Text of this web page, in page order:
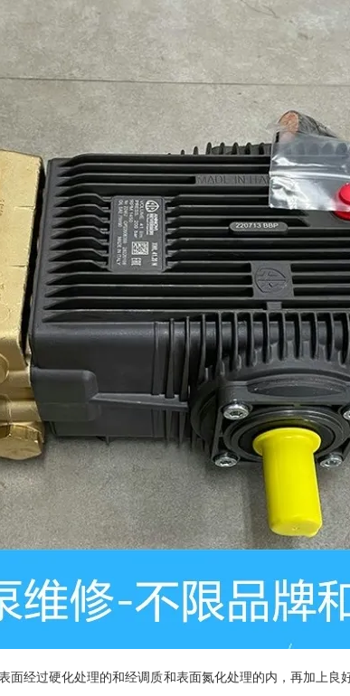
面经过硬化处理的和经调质和表面氮化处理的内，再加上良